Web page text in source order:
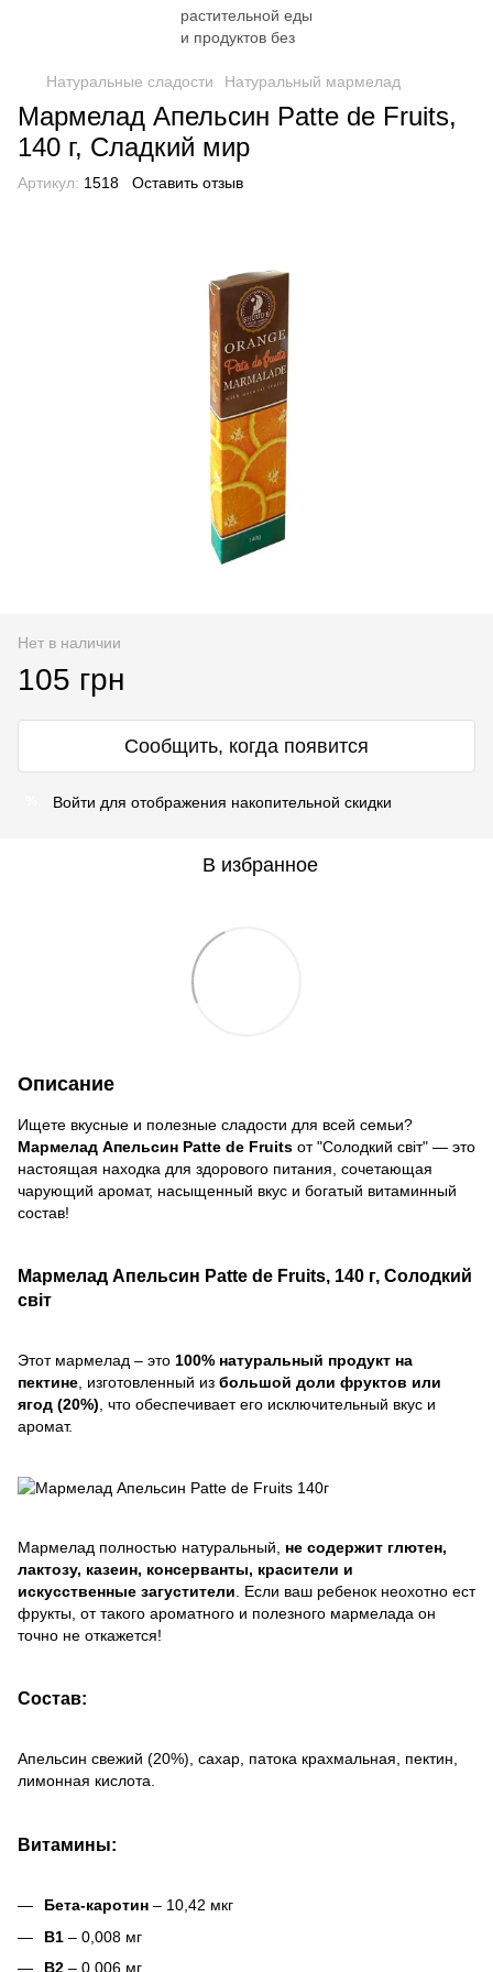
Натуральные сладости Натуральный мармелад
Мармелад Апельсин Patte de Fruits,
140 г, Сладкий мир
Артикул: 1518 Оставить отзыв
Нет в наличии
105 грн
Сообщить, когда появится
Войти для отображения накопительной скидки
В избранное
Описание
Ищете вкусные и полезные сладости для всей семьи?
Мармелад Апельсин Patte de Fruits от "Солодкий світ" — это
настоящая находка для здорового питания, сочетающая
чарующий аромат, насыщенный вкус и богатый витаминный
состав!
Мармелад Апельсин Patte de Fruits, 140 г, Солодкий
світ
Этот мармелад – это 100% натуральный продукт на
пектине, изготовленный из большой доли фруктов или
ягод (20%), что обеспечивает его исключительный вкус и
аромат.
Мармелад полностью натуральный, не содержит глютен,
лактозу, казеин, консерванты, красители и
искусственные загустители . Если ваш ребенок неохотно ест
фрукты, от такого ароматного и полезного мармелада он
точно не откажется!
Состав:
Апельсин свежий (20%), сахар, патока крахмальная, пектин,
лимонная кислота.
Витамины:
Бета-каротин – 10,42 мкг
B1 – 0,008 мг
B2 – 0,006 мг